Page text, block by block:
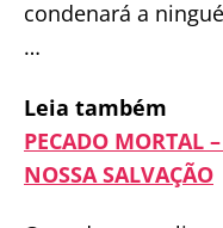
condenará a
…
Leia também
PECADO MORTAL
NOSSA SALVAÇÃO